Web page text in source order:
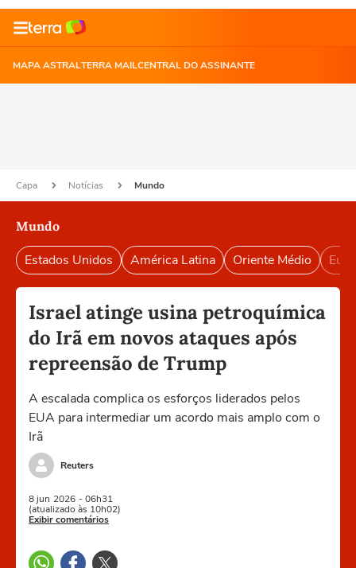
MAPA ASTRALTERRA MAILCENTRAL DO ASSINANTE
Capa Notícias Mundo
Mundo
Estados Unidos América Latina Oriente Médio
Israel atinge usina petroquímica
do Irã em novos ataques após
repreensão de Trump
A escalada complica os esforços liderados pelos
EUA para intermediar um acordo mais amplo com o
Irã
Reuters
8 jun 2026 - 06h31
(atualizado às 10h02)
Exibir comentários